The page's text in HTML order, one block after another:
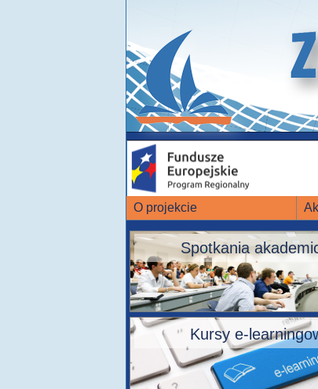
O projekcie
Spotkania
Kursy e-